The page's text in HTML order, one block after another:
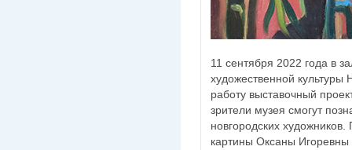
11 сентября 2022 года в
художественной культуры
работу выставочный
зрители музея смогут
новгородских
картины Оксаны